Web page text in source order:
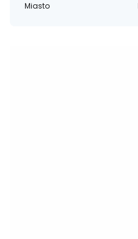
Miasto